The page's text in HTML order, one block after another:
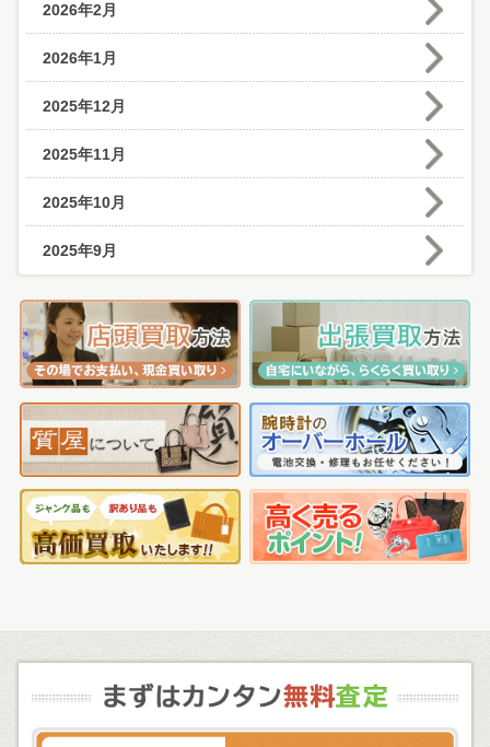
2026年2月
2026年1月
2025年12月
2025年11月
2025年10月
2025年9月